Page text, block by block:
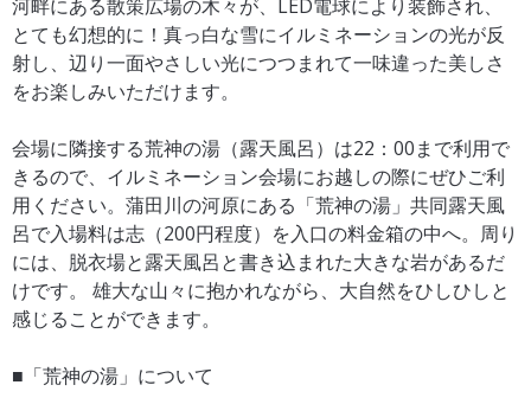
河畔にある散策広場の木々が、LED電球により装飾され、
とても幻想的に！真っ白な雪にイルミネーションの光が反
射し、辺り一面やさしい光につつまれて一味違った美しさ
をお楽しみいただけます。
会場に隣接する荒神の湯（露天風呂）は22：00まで利用で
きるので、イルミネーション会場にお越しの際にぜひご利
用ください。蒲田川の河原にある「荒神の湯」共同露天風
呂で入場料は志（200円程度）を入口の料金箱の中へ。周り
には、脱衣場と露天風呂と書き込まれた大きな岩があるだ
けです。 雄大な山々に抱かれながら、大自然をひしひしと
感じることができます。
■「荒神の湯」について